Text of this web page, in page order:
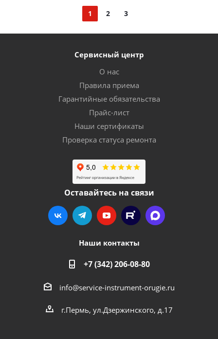
1 2 3
Сервисный центр
О нас
Правила приема
Гарантийные обязательства
Прайс-лист
Наши сертификаты
Проверка статуса ремонта
Оставайтесь на связи
Наши контакты
+7 (342) 206-08-80
info@service-instrument-orugie.ru
г.Пермь, ул.Дзержинского, д.17